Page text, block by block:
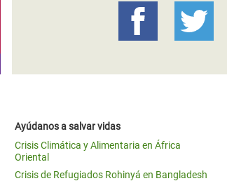
Ayúdanos a salvar vidas
Crisis Climática y Alimentaria en África
Oriental
Crisis de Refugiados Rohinyá en Bangladesh